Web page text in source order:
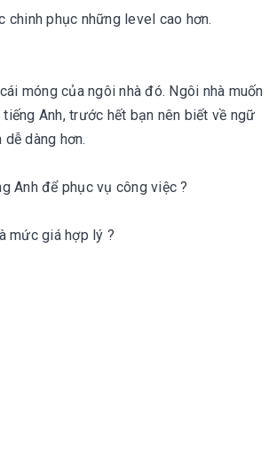
phục những level cao hơn.
móng của ngôi nhà đó. Ngôi nhà muốn
Anh, trước hết bạn nên biết về ngữ
dàng hơn.
Anh để phục vụ công việc ?
mức giá hợp lý ?